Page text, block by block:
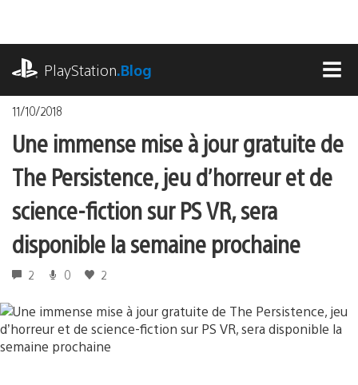
contenu
PlayStation.Blog
11/10/2018
Une immense mise à jour gratuite de
The Persistence, jeu d’horreur et de
science-fiction sur PS VR, sera
disponible la semaine prochaine
2 0 2